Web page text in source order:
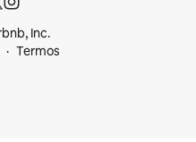
Inc.
Termos